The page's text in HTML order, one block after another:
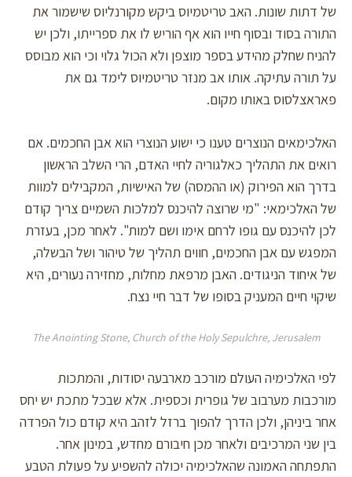
של דתות שונות. האב טריטמיוס ביקש מקורנליוס שישמור את
התורה בסוד ובסוף חייו הוא אף הוריש לו את ספרייתו, ולכן יש
להניח שחלק מהידע בספר מוצפן ולא הכול גלוי וכי הוא מבוסס
על תורה עתיקה. אותו אב מנזר טריטמיוס לימד גם את
פאראצלסוס באותו מקום.
האלכימאים הנוצרים טענו כי ישוע הנוצרי הוא אבן החכמים. אם
רואים את התהליך כאלגוריה לחיי האדם, הרי השלב הראשון
בדרך הוא הפירוק (או ההמסה) של האישיות, המקבילים למוות
של האלכימאי: "מי שרוצה להיכנס למלכות השמיים צריך קודם
לכן להיכנס עם גופו לרחם אימו ושם למות". לאחר מכן, בעזרת
המפגש עם אבן החכמים, חווים תהליך של טיהור ושל הבשלה,
של איחוד הניגודים. האבן מרפאת מחלות, מחזירה נעורים, היא
שיקוי חיים המעניק בסופו של דבר חיי נצח.
The Anointing Stone, Church of the Holy Sepulchre, Jerusalem
לפי האלכימיה העולם מורכב מארבעה יסודות, והמתכות
מורכבות מערבוב של גופרית וכספית. אלא שבכל מתכת יש יחס
אחר ביניהן, ולכן הדרך להפוך ברזל לזהב היא קודם כול הפרדה
בין שני המרכיבים ולאחר מכן חיבורם מחדש, במינון אחר.
התפתחה האמונה שהאלכימיה יכולה להשפיע על פעולת הטבע